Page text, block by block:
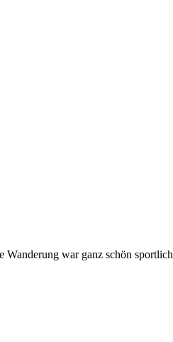
Wanderung war ganz schön sportlich